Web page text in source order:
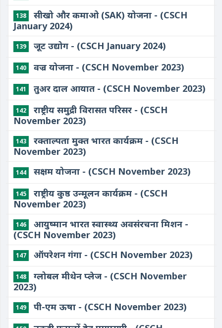
138
सीखो और कमाओ (SAK) योजना - (CSCH
January 2024)
139 जूट उद्योग - (CSCH January 2024)
140 वज्र योजना - (CSCH November 2023)
141 तुअर दाल आयात - (CSCH November 2023)
142
राष्ट्रीय समुद्री विरासत परिसर - (CSCH
November 2023)
143
रक्ताल्पता मुक्त भारत कार्यक्रम - (CSCH
November 2023)
144 सक्षम योजना - (CSCH November 2023)
145
राष्ट्रीय कुष्ठ उन्मूलन कार्यक्रम - (CSCH
November 2023)
146
आयुष्मान भारत स्वास्थ्य अवसंरचना मिशन -
(CSCH November 2023)
147 ऑपरेशन गंगा - (CSCH November 2023)
148
ग्लोबल मीथेन प्लेज - (CSCH November
2023)
149 पी-एम ऊषा - (CSCH November 2023)